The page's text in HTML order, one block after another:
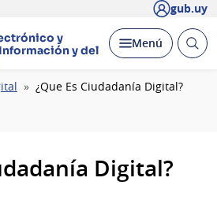
gub.uy
y
Información y del
Desplegar
Menú Abrir
¿Que Es Ciudadanía Digital?
Digital?